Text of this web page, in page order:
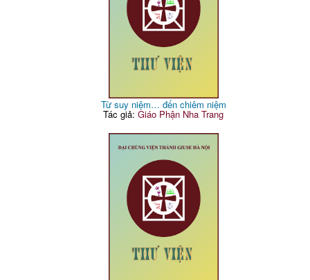
Từ suy niệm… đến chiêm niệm
Tác giả:Giáo Phận Nha Trang